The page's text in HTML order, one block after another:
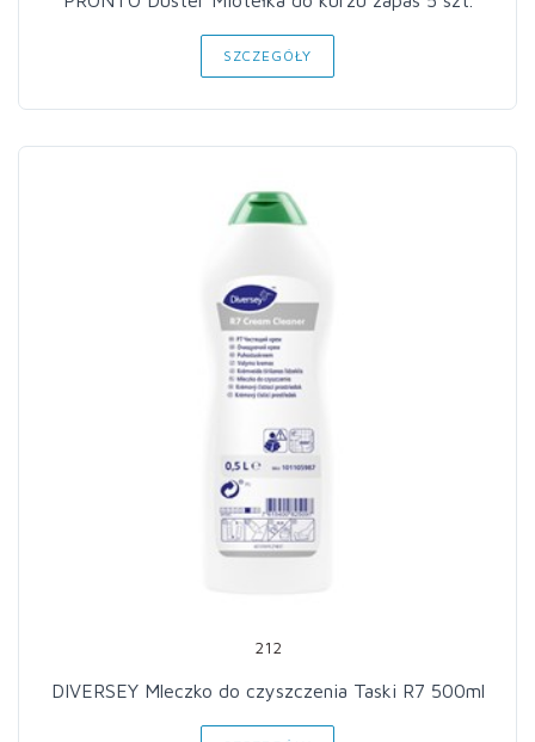
SZCZEGÓŁY
212
DIVERSEY Mleczko do czyszczenia Taski R7 500ml